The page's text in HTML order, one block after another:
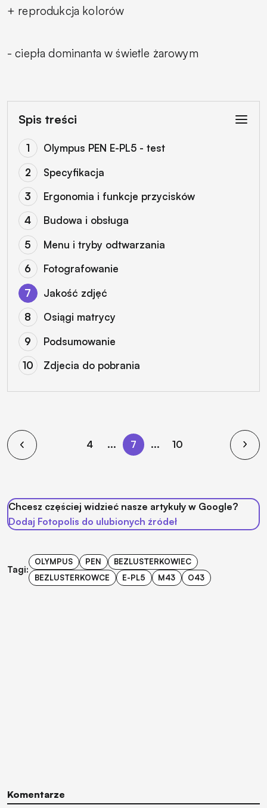
+ reprodukcja kolorów
- ciepła dominanta w świetle żarowym
Spis treści
Olympus PEN E-PL5 - test
Specyfikacja
Ergonomia i funkcje przycisków
Budowa i obsługa
Menu i tryby odtwarzania
Fotografowanie
Jakość zdjęć
Osiągi matrycy
Podsumowanie
Zdjecia do pobrania
4 ... 7 ... 10
Chcesz częściej widzieć nasze artykuły w Google?
Dodaj Fotopolis do ulubionych źródeł
Tagi:
OLYMPUS PEN
BEZLUSTERKOWIEC
BEZLUSTERKOWCE
E-PL5 M43 O43
Komentarze